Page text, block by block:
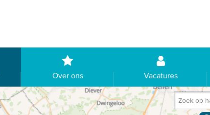
Over ons Vacatures
Zoek op